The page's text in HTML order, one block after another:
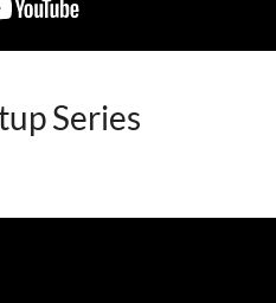
Series